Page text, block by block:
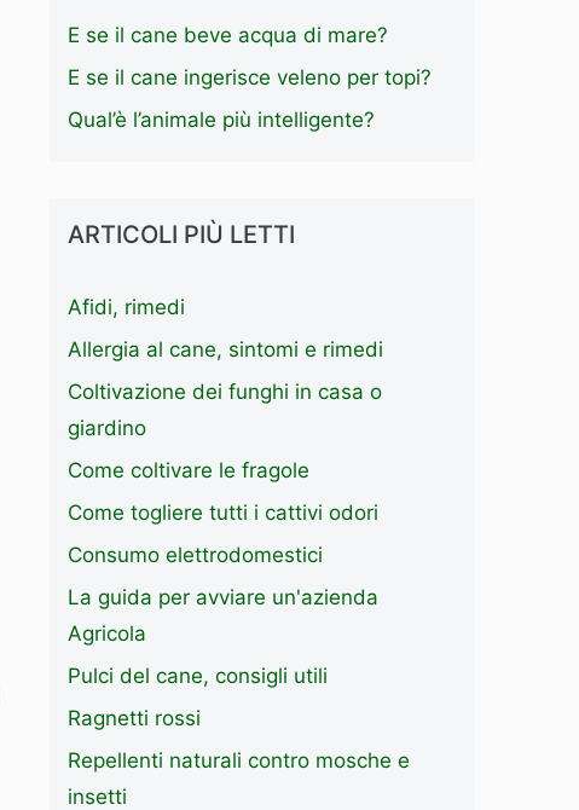
E se il cane beve acqua di mare?
E se il cane ingerisce veleno per topi?
Qual’è l’animale più intelligente?
ARTICOLI PIÙ LETTI
Afidi, rimedi
Allergia al cane, sintomi e rimedi
Coltivazione dei funghi in casa o
giardino
Come coltivare le fragole
Come togliere tutti i cattivi odori
Consumo elettrodomestici
La guida per avviare un'azienda
Agricola
Pulci del cane, consigli utili
Ragnetti rossi
Repellenti naturali contro mosche e
insetti